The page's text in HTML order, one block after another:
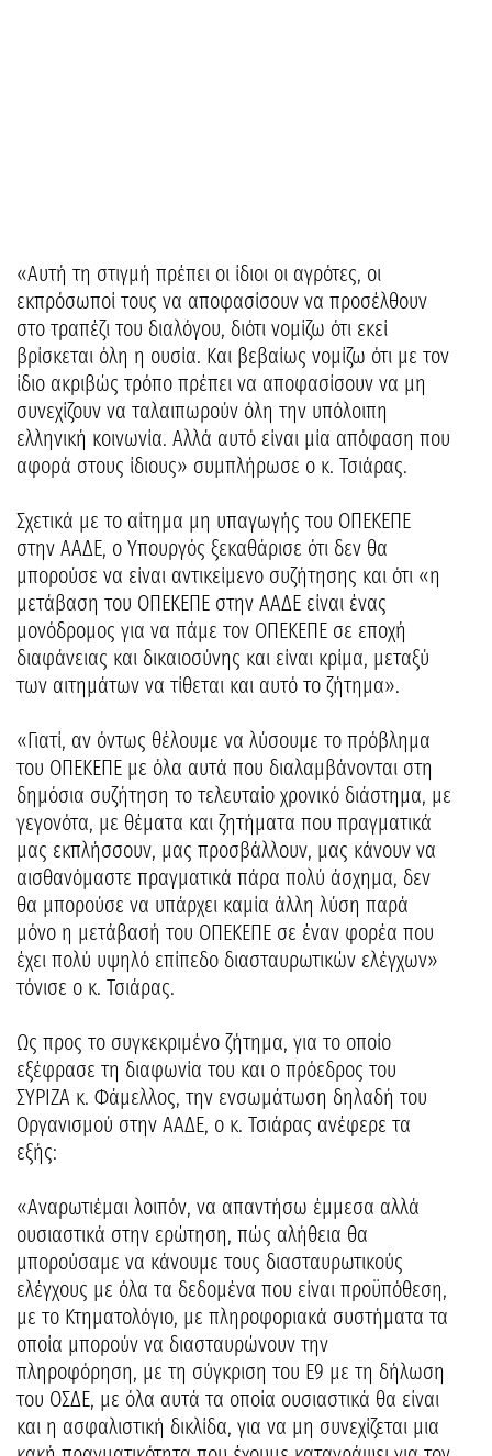
«Αυτή τη στιγμή πρέπει οι ίδιοι οι αγρότες, οι
εκπρόσωποί τους να αποφασίσουν να προσέλθουν
στο τραπέζι του διαλόγου, διότι νομίζω ότι εκεί
βρίσκεται όλη η ουσία. Και βεβαίως νομίζω ότι με τον
ίδιο ακριβώς τρόπο πρέπει να αποφασίσουν να μη
συνεχίζουν να ταλαιπωρούν όλη την υπόλοιπη
ελληνική κοινωνία. Αλλά αυτό είναι μία απόφαση που
αφορά στους ίδιους» συμπλήρωσε ο κ. Τσιάρας.
Σχετικά με το αίτημα μη υπαγωγής του ΟΠΕΚΕΠΕ
στην ΑΑΔΕ, ο Υπουργός ξεκαθάρισε ότι δεν θα
μπορούσε να είναι αντικείμενο συζήτησης και ότι «η
μετάβαση του ΟΠΕΚΕΠΕ στην ΑΑΔΕ είναι ένας
μονόδρομος για να πάμε τον ΟΠΕΚΕΠΕ σε εποχή
διαφάνειας και δικαιοσύνης και είναι κρίμα, μεταξύ
των αιτημάτων να τίθεται και αυτό το ζήτημα».
«Γιατί, αν όντως θέλουμε να λύσουμε το πρόβλημα
του ΟΠΕΚΕΠΕ με όλα αυτά που διαλαμβάνονται στη
δημόσια συζήτηση το τελευταίο χρονικό διάστημα, με
γεγονότα, με θέματα και ζητήματα που πραγματικά
μας εκπλήσσουν, μας προσβάλλουν, μας κάνουν να
αισθανόμαστε πραγματικά πάρα πολύ άσχημα, δεν
θα μπορούσε να υπάρχει καμία άλλη λύση παρά
μόνο η μετάβασή του ΟΠΕΚΕΠΕ σε έναν φορέα που
έχει πολύ υψηλό επίπεδο διασταυρωτικών ελέγχων»
τόνισε ο κ. Τσιάρας.
Ως προς το συγκεκριμένο ζήτημα, για το οποίο
εξέφρασε τη διαφωνία του και ο πρόεδρος του
ΣΥΡΙΖΑ κ. Φάμελλος, την ενσωμάτωση δηλαδή του
Οργανισμού στην ΑΑΔΕ, ο κ. Τσιάρας ανέφερε τα
εξής:
«Αναρωτιέμαι λοιπόν, να απαντήσω έμμεσα αλλά
ουσιαστικά στην ερώτηση, πώς αλήθεια θα
μπορούσαμε να κάνουμε τους διασταυρωτικούς
ελέγχους με όλα τα δεδομένα που είναι προϋπόθεση,
με το Κτηματολόγιο, με πληροφοριακά συστήματα τα
οποία μπορούν να διασταυρώνουν την
πληροφόρηση, με τη σύγκριση του Ε9 με τη δήλωση
του ΟΣΔΕ, με όλα αυτά τα οποία ουσιαστικά θα είναι
και η ασφαλιστική δικλίδα, για να μη συνεχίζεται μια